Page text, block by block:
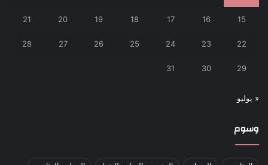
15
16
17
18
19
20
21
22
23
24
25
26
27
28
29
30
31
« يوليو
وسوم